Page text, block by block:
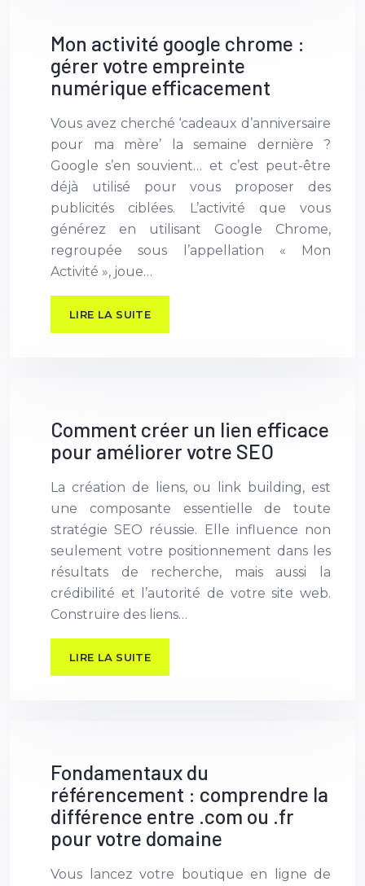
Mon activité google chrome :
gérer votre empreinte
numérique efficacement
Vous avez cherché ‘cadeaux d’anniversaire
pour ma mère’ la semaine dernière ?
Google s’en souvient… et c’est peut-être
déjà utilisé pour vous proposer des
publicités ciblées. L’activité que vous
générez en utilisant Google Chrome,
regroupée sous l’appellation « Mon
Activité », joue…
LIRE LA SUITE
Comment créer un lien efficace
pour améliorer votre SEO
La création de liens, ou link building, est
une composante essentielle de toute
stratégie SEO réussie. Elle influence non
seulement votre positionnement dans les
résultats de recherche, mais aussi la
crédibilité et l’autorité de votre site web.
Construire des liens…
LIRE LA SUITE
Fondamentaux du
référencement : comprendre la
différence entre .com ou .fr
pour votre domaine
Vous lancez votre boutique en ligne de